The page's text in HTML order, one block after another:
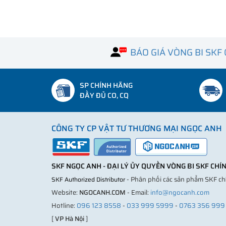
BÁO GIÁ VÒNG BI
SP CHÍNH HÃNG
ĐẦY ĐỦ CO, CQ
CÔNG TY CP VẬT TƯ THƯƠNG MẠI NGỌC ANH
SKF NGỌC ANH - ĐẠI LÝ ỦY QUYỀN VÒNG BI SKF
SKF Authorized Distributor- Phân phối các sản phẩm SKF
Website: NGOCANH.COM- Email: info@ngocanh.com
Hotline: 096 123 8558- 033 999 5999- 0763 356 999
[VP Hà Nội]